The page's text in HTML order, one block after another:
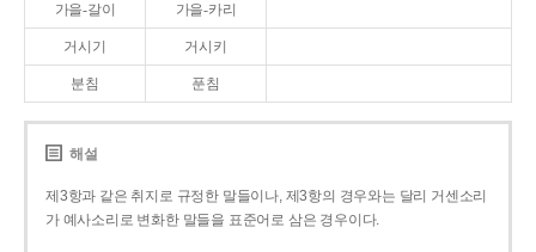
가을-갈이 가을-카리
거시기 거시키
분침 푼침
해설
제3항과 같은 취지로 규정한 말들이나, 제3항의 경우와는 달리 거센소리
가 예사소리로 변화한 말들을 표준어로 삼은 경우이다.